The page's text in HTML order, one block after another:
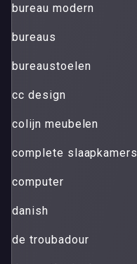
bureau modern
bureaus
bureaustoelen
cc design
colijn meubelen
complete slaapkamers
computer
danish
de troubadour